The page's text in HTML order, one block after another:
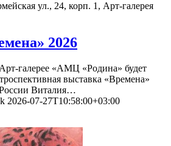
ул., 24, корп. 1, Арт-галерея
2026
галерее «АМЦ «Родина» будет
выставка «Времена»
Виталия…
2026-07-27T10:58:00+03:00